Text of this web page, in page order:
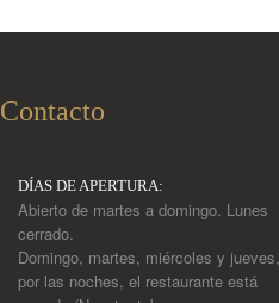
Contacto
DÍAS DE APERTURA:
Abierto de martes a domingo. Lunes
cerrado.
Domingo, martes, miércoles y jueves,
por las noches, el restaurante está